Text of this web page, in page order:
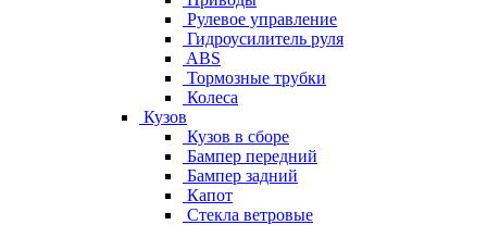
Рулевое управление
Гидроусилитель руля
ABS
Тормозные трубки
Колеса
Кузов
Кузов в сборе
Бампер передний
Бампер задний
Капот
Стекла ветровые